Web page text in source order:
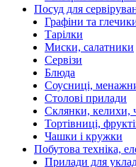
Посуд для
Графіни та
Тарілки
Миски, салатники
Сервізи
Блюда
Соусниці,
Столові прилади
Склянки, келихи,
Тортівниці,
Чашки і кружки
Побутова техніка,
Прилади для